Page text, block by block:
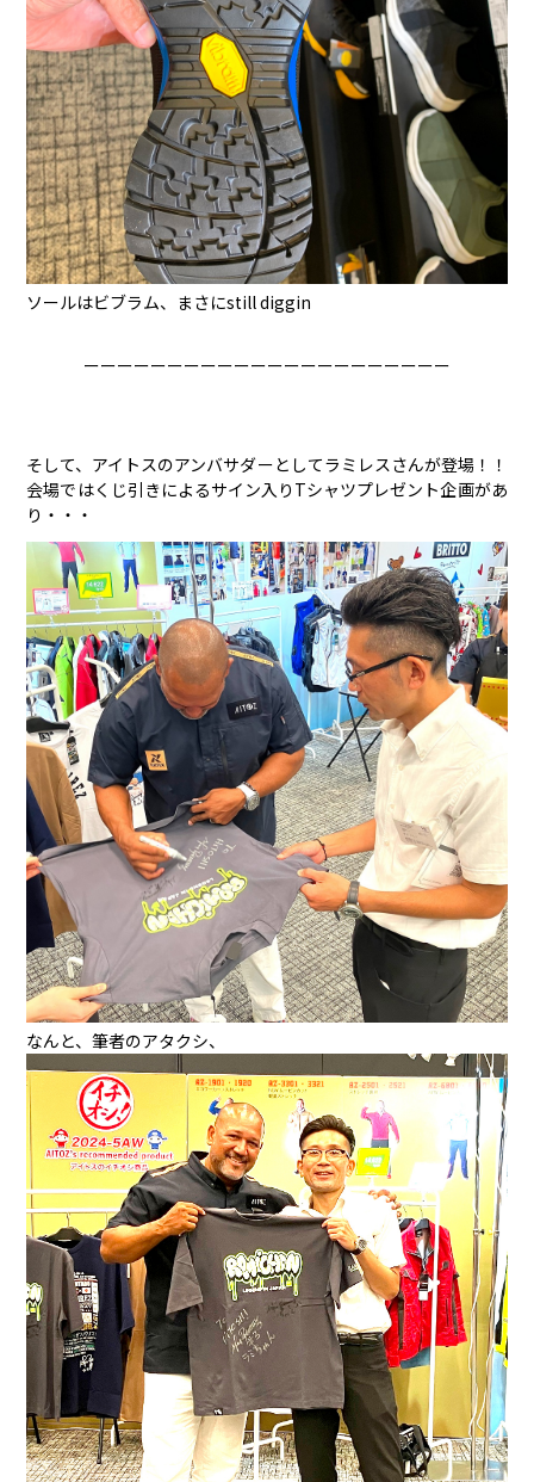
ソールはビブラム、まさにstill diggin
ーーーーーーーーーーーーーーーーーーーーーー
そして、アイトスのアンバサダーとしてラミレスさんが登場！！
会場ではくじ引きによるサイン入りTシャツプレゼント企画があ
り・・・
なんと、筆者のアタクシ、